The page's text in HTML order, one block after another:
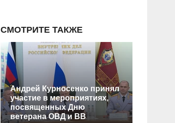
СМОТРИТЕ ТАКЖЕ
Андрей Курносенко принял
участие в мероприятиях,
посвященных Дню
ветерана ОВД и ВВ